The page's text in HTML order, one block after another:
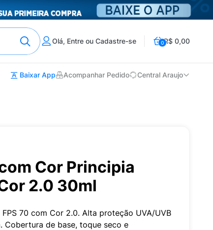
Olá, Entre ou Cadastre-se 0R$ 0,00
Baixar App Acompanhar Pedido Central Araujo
Cor Principia
2.0 30ml
70 com Cor 2.0. Alta proteção UVA/UVB
Cobertura de base, toque seco e